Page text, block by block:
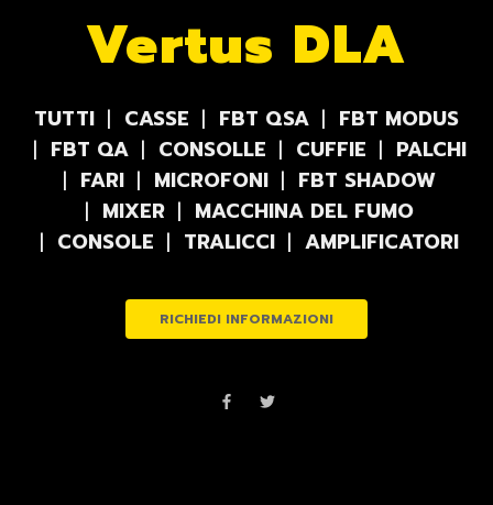
Vertus DLA
TUTTI CASSE FBT QSA
FBT MODUS
FBT QA
CONSOLLE CUFFIE
PALCHI
FARI
MICROFONI
FBT SHADOW
MIXER
MACCHINA DEL FUMO
CONSOLE
TRALICCI AMPLIFICATORI
RICHIEDI INFORMAZIONI